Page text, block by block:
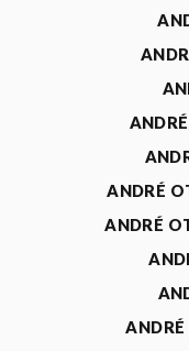
ANDRÉ
ANDRÉ
ANDRÉ